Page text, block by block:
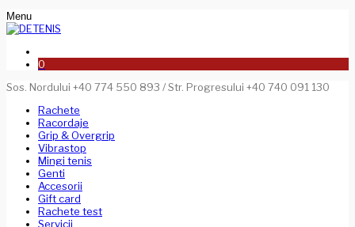
Menu
0
Sos. Nordului +40 774 550 893 / Str. Progresului +40 740 091 130
Rachete
Racordaje
Grip & Overgrip
Vibrastop
Mingi tenis
Genti
Accesorii
Gift card
Rachete test
Servicii